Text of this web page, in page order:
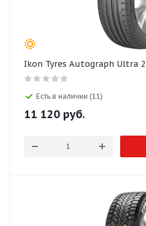
Ikon Tyres Autograph Ultra 2
Есть в наличии (11)
11 120 руб.